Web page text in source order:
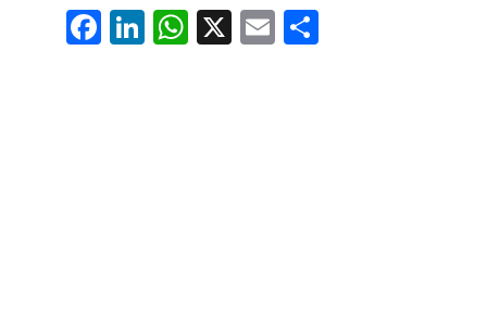
Fa
ce
Li
nk
W
ha
X E
m
Pa